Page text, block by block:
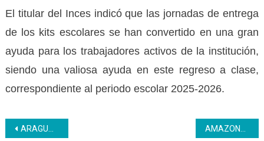
El titular del Inces indicó que las jornadas de entrega
de los kits escolares se han convertido en una gran
ayuda para los trabajadores activos de la institución,
siendo una valiosa ayuda en este regreso a clase,
correspondiente al periodo escolar 2025-2026.
Navegación
ARAGUA | Graduación exitosa del PNA se llevó a cabo desde el Auditorio Simón Bolívar